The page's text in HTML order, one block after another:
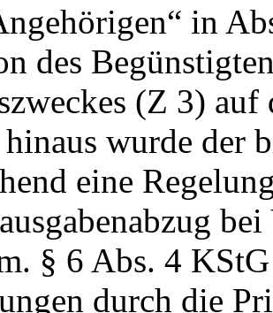
in
des
(Z 3) auf
wurde der
eine
§ 6 Abs. 4
durch die